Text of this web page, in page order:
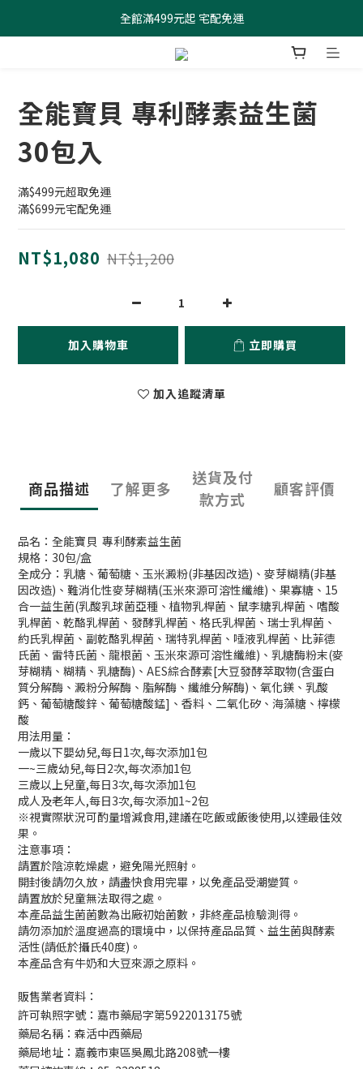
全館滿499元起 宅配免運
全館滿499元起 宅配免運
加入會員 $100元購物金現領現折
全能寶貝 專利酵素益生菌
30包入
滿$499元超取免運
滿$699元宅配免運
NT$1,080 NT$1,200
加入購物車 立即購買
加入追蹤清單
商品描述 了解更多
送貨及付
款方式
顧客評價
品名：全能寶貝 專利酵素益生菌
規格：30包/盒
全成分：乳糖、葡萄糖、玉米澱粉(非基因改造)、麥芽糊精(非基
因改造)、難消化性麥芽糊精(玉米來源可溶性纖維)、果寡糖、15
合一益生菌(乳酸乳球菌亞種、植物乳桿菌、鼠李糖乳桿菌、嗜酸
乳桿菌、乾酪乳桿菌、發酵乳桿菌、格氏乳桿菌、瑞士乳桿菌、
約氏乳桿菌、副乾酪乳桿菌、瑞特乳桿菌、唾液乳桿菌、比菲德
氏菌、雷特氏菌、龍根菌、玉米來源可溶性纖維)、乳糖酶粉末(麥
芽糊精、糊精、乳糖酶)、AES綜合酵素[大豆發酵萃取物(含蛋白
質分解酶、澱粉分解酶、脂解酶、纖維分解酶)、氧化鎂、乳酸
鈣、葡萄糖酸鋅、葡萄糖酸錳]、香料、二氧化矽、海藻糖、檸檬
酸
用法用量：
一歲以下嬰幼兒,每日1次,每次添加1包
一~三歲幼兒,每日2次,每次添加1包
三歲以上兒童,每日3次,每次添加1包
成人及老年人,每日3次,每次添加1~2包
※視實際狀況可酌量增減食用,建議在吃飯或飯後使用,以達最佳效
果。
注意事項：
請置於陰涼乾燥處，避免陽光照射。
開封後請勿久放，請盡快食用完畢，以免產品受潮變質。
請置放於兒童無法取得之處。
本產品益生菌菌數為出廠初始菌數，非終產品檢驗測得。
請勿添加於溫度過高的環境中，以保持產品品質、益生菌與酵素
活性(請低於攝氏40度)。
本產品含有牛奶和大豆來源之原料。
販售業者資料：
許可執照字號：嘉市藥局字第5922013175號
藥局名稱：森活中西藥局
藥局地址：嘉義市東區吳鳳北路208號一樓